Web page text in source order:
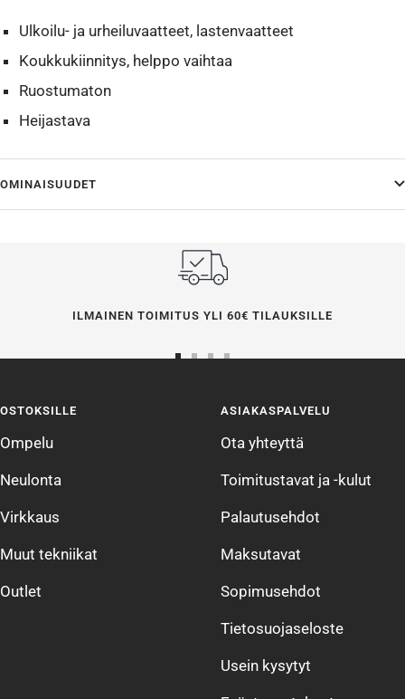
Ulkoilu- ja urheiluvaatteet, lastenvaatteet
Koukkukiinnitys, helppo vaihtaa
Ruostumaton
Heijastava
OMINAISUUDET
ILMAINEN TOIMITUS YLI 60€ TILAUKSILLE
4
OSTOKSILLE
Ompelu
Neulonta
Virkkaus
Muut tekniikat
Outlet
ASIAKASPALVELU
Ota yhteyttä
Toimitustavat ja -kulut
Palautusehdot
Maksutavat
Sopimusehdot
Tietosuojaseloste
Usein kysytyt